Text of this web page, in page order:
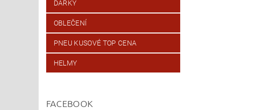
DÁRKY
OBLEČENÍ
PNEU KUSOVÉ TOP CENA
HELMY
FACEBOOK